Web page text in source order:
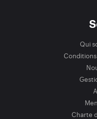
Qui
Charte